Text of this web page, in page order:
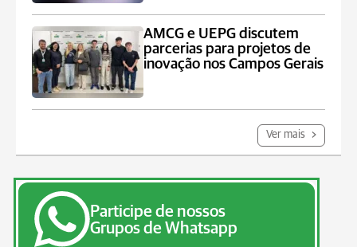
AMCG e UEPG discutem
parcerias para projetos de
inovação nos Campos Gerais
Ver mais
Participe de nossos
Grupos de Whatsapp